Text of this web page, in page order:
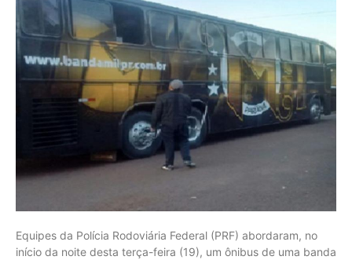
Equipes da Polícia Rodoviária Federal (PRF) abordaram, no
início da noite desta terça-feira (19), um ônibus de uma banda